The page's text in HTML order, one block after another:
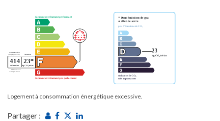
Logement à consommation énergétique excessive.
Partager :